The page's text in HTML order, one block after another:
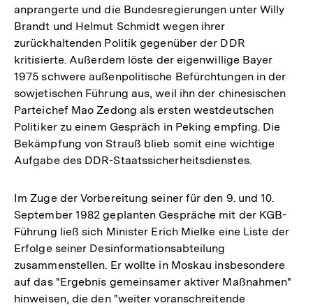
anprangerte und die Bundesregierungen unter Willy
Brandt und Helmut Schmidt wegen ihrer
zurückhaltenden Politik gegenüber der DDR
kritisierte. Außerdem löste der eigenwillige Bayer
1975 schwere außenpolitische Befürchtungen in der
sowjetischen Führung aus, weil ihn der chinesischen
Parteichef Mao Zedong als ersten westdeutschen
Politiker zu einem Gespräch in Peking empfing. Die
Bekämpfung von Strauß blieb somit eine wichtige
Aufgabe des DDR-Staatssicherheitsdienstes.
Im Zuge der Vorbereitung seiner für den 9. und 10.
September 1982 geplanten Gespräche mit der KGB-
Führung ließ sich Minister Erich Mielke eine Liste der
Erfolge seiner Desinformationsabteilung
zusammenstellen. Er wollte in Moskau insbesondere
auf das "Ergebnis gemeinsamer aktiver Maßnahmen"
hinweisen, die den "weiter voranschreitende